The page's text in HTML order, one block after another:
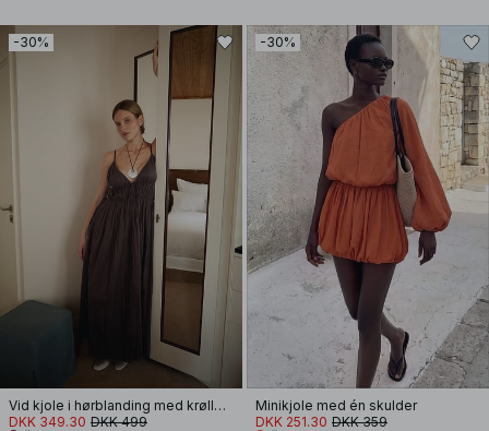
-30%
Vid kjole i hørblanding med krøller og stropper
DKK 349.30 DKK 499
-30%
Minikjole med én skulder
DKK 251.30 DKK 359